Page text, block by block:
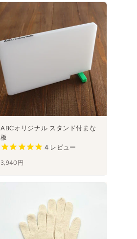
ABCオリジナル スタンド付まな
板
4レビュー
3,940円